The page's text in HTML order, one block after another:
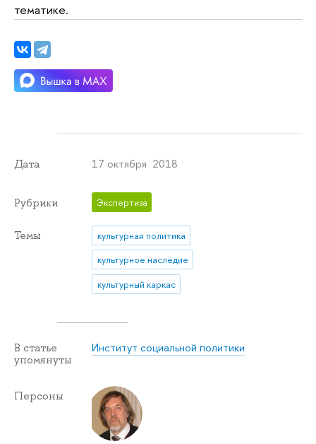
тематике.
Дата 17 октября 2018
Рубрики Экспертиза
Темы
культурная политика
культурное наследие
культурный каркас
В статье
упомянуты
Институт социальной политики
Персоны